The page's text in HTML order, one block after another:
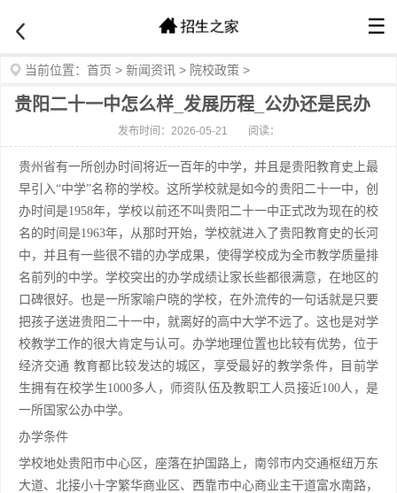
☰
当前位置： 首页 > 新闻资讯 > 院校政策 >
贵阳二十一中怎么样_发展历程_公办还是民办
发布时间：2026-05-21 阅读：
贵州省有一所创办时间将近一百年的中学，并且是贵阳教育史上最
早引入“中学”名称的学校。这所学校就是如今的贵阳二十一中，创
办时间是1958年，学校以前还不叫贵阳二十一中正式改为现在的校
名的时间是1963年，从那时开始，学校就进入了贵阳教育史的长河
中，并且有一些很不错的办学成果，使得学校成为全市教学质量排
名前列的中学。学校突出的办学成绩让家长些都很满意，在地区的
口碑很好。也是一所家喻户晓的学校，在外流传的一句话就是只要
把孩子送进贵阳二十一中，就离好的高中大学不远了。这也是对学
校教学工作的很大肯定与认可。办学地理位置也比较有优势，位于
经济交通 教育都比较发达的城区，享受最好的教学条件，目前学
生拥有在校学生1000多人，师资队伍及教职工人员接近100人，是
一所国家公办中学。
办学条件
学校地处贵阳市中心区，座落在护国路上，南邻市内交通枢纽万东
大道、北接小十字繁华商业区、西靠市中心商业主干道富水南路，